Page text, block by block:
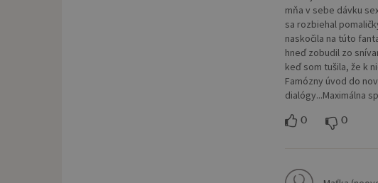
mňa v sebe dávku
sa rozbiehal
naskočila na túto
hneď zobudil zo
keď som tušila, že k
Famózny úvod do
dialógy...Maximálna
0 0